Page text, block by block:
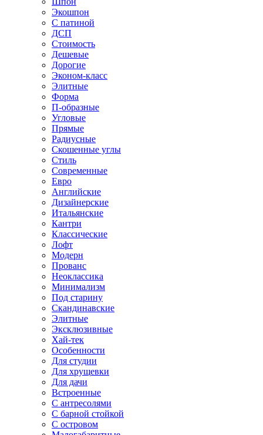
Экошпон
С патиной
ДСП
Стоимость
Дешевые
Дорогие
Эконом-класс
Элитные
Форма
П-образные
Угловые
Прямые
Радиусные
Скошенные углы
Стиль
Современные
Евро
Английские
Дизайнерские
Итальянские
Кантри
Классические
Лофт
Модерн
Прованс
Неоклассика
Минимализм
Под старину
Скандинавские
Элитные
Эксклюзивные
Хай-тек
Особенности
Для студии
Для хрущевки
Для дачи
Встроенные
С антресолями
С барной стойкой
С островом